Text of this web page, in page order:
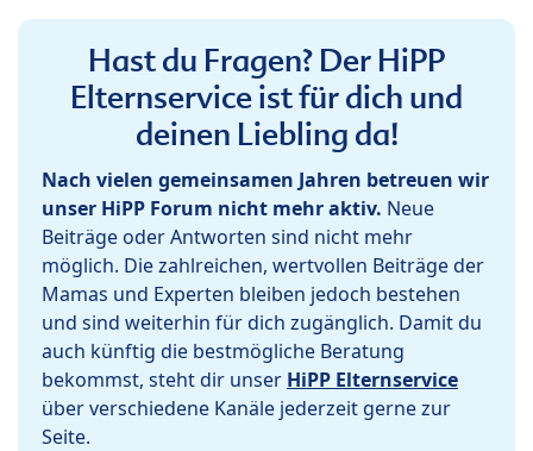
Hast du Fragen? Der HiPP
Elternservice ist für dich und
deinen Liebling da!
Nach vielen gemeinsamen Jahren betreuen wir
unser HiPP Forum nicht mehr aktiv. Neue
Beiträge oder Antworten sind nicht mehr
möglich. Die zahlreichen, wertvollen Beiträge der
Mamas und Experten bleiben jedoch bestehen
und sind weiterhin für dich zugänglich. Damit du
auch künftig die bestmögliche Beratung
bekommst, steht dir unser HiPP Elternservice
über verschiedene Kanäle jederzeit gerne zur
Seite.